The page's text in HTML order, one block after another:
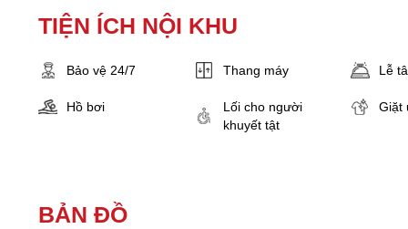
TIỆN ÍCH NỘI KHU
Bảo vệ 24/7 Thang máy Lễ
Hồ bơi
Lối cho người
khuyết tật
Giặt
BẢN ĐỒ